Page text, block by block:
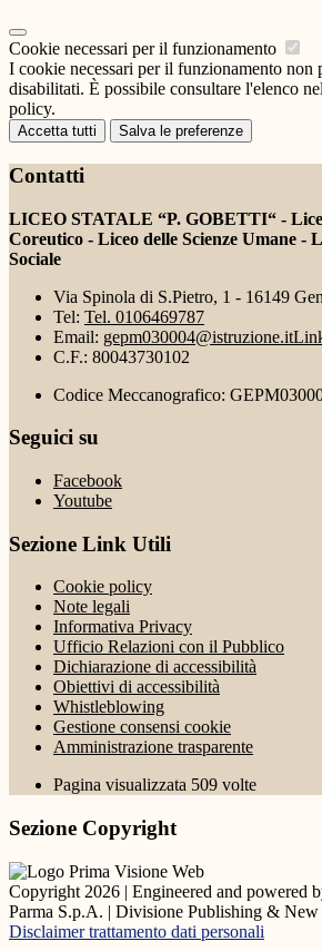
Cookie necessari per il funzionamento
I cookie necessari per il funzionamento non
disabilitati. È possibile consultare l'elenco
policy.
Accetta tutti Salva le preferenze
Contatti
LICEO STATALE “P. GOBETTI“ -
Coreutico - Liceo delle Scienze Umane -
Sociale
Via Spinola di S.Pietro, 1 - 16149
Tel: Tel. 0106469787
Email: gepm030004@istruzione.it
C.F.: 80043730102
Codice Meccanografico:
Seguici su
Facebook
Youtube
Sezione Link Utili
Cookie policy
Note legali
Informativa Privacy
Ufficio Relazioni con il Pubblico
Dichiarazione di accessibilità
Obiettivi di accessibilità
Whistleblowing
Gestione consensi cookie
Amministrazione trasparente
Pagina visualizzata 509 volte
Sezione Copyright
Copyright 2026 | Engineered and powered
Parma S.p.A. | Divisione Publishing & New
Disclaimer trattamento dati personali